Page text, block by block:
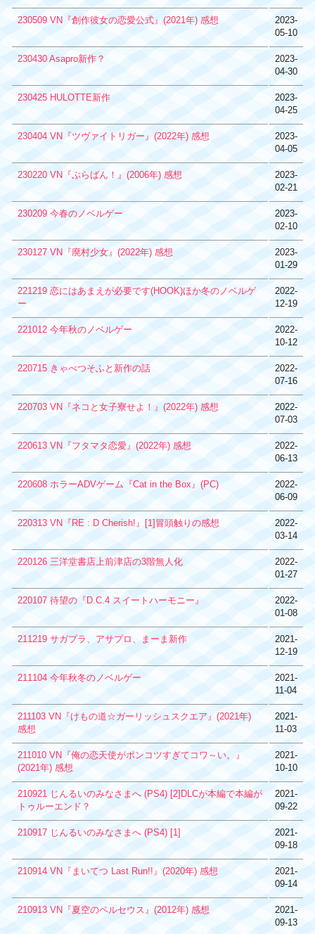
230509 VN『創作彼女の恋愛公式』(2021年) 感想
2023-
05-10
230430 Asapro新作？
2023-
04-30
230425 HULOTTE新作
2023-
04-25
230404 VN『ツヴァイトリガー』(2022年) 感想
2023-
04-05
230220 VN『ぶらばん！』(2006年) 感想
2023-
02-21
230209 今春のノベルゲー
2023-
02-10
230127 VN『廃村少女』(2022年) 感想
2023-
01-29
221219 恋にはあまえが必要です(HOOK)ほか冬のノベルゲ
ー
2022-
12-19
221012 今年秋のノベルゲー
2022-
10-12
220715 きゃべつそふと新作の話
2022-
07-16
220703 VN『ネコと女子寮せよ！』(2022年) 感想
2022-
07-03
220613 VN『フタマタ恋愛』(2022年) 感想
2022-
06-13
220608 ホラーADVゲーム『Cat in the Box』(PC)
2022-
06-09
220313 VN『RE : D Cherish!』[1]冒頭触りの感想
2022-
03-14
220126 三洋堂書店上前津店の3階無人化
2022-
01-27
220107 待望の『D.C.4 スイートハーモニー』
2022-
01-08
211219 サガプラ、アサプロ、まーま新作
2021-
12-19
211104 今年秋冬のノベルゲー
2021-
11-04
211103 VN『けもの道☆ガーリッシュスクエア』(2021年)
感想
2021-
11-03
211010 VN『俺の恋天使がポンコツすぎてコワ～い。』
(2021年) 感想
2021-
10-10
210921 じんるいのみなさまへ (PS4) [2]DLCが本編で本編が
トゥルーエンド？
2021-
09-22
210917 じんるいのみなさまへ (PS4) [1]
2021-
09-18
210914 VN『まいてつ Last Run!!』(2020年) 感想
2021-
09-14
210913 VN『夏空のペルセウス』(2012年) 感想
2021-
09-13